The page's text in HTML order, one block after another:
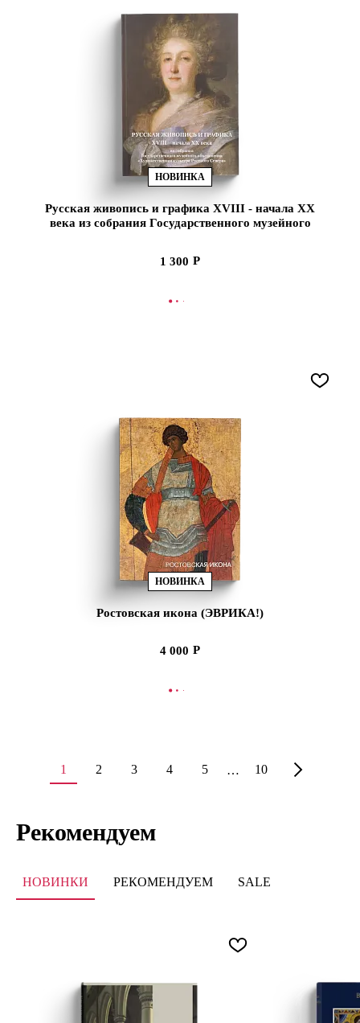
НОВИНКА
Русская живопись и графика XVIII - начала ХХ
века из собрания Государственного музейного
1 300
В КОРЗИНУ
НОВИНКА
Ростовская икона (ЭВРИКА!)
4 000
В КОРЗИНУ
1 2 3 4 5 … 10
Рекомендуем
НОВИНКИ РЕКОМЕНДУЕМ SALE